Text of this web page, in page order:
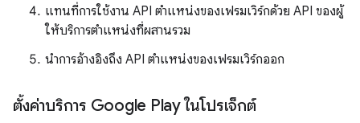
แทนที่การใช้งาน API ตำแหน่งของเฟรมเวิร์กด้วย API ของผู้
ให้บริการตำแหน่งที่ผสานรวม
นำการอ้างอิงถึง API ตำแหน่งของเฟรมเวิร์กออก
ตั้งค่าบริการ Google Play ในโปรเจ็กต์